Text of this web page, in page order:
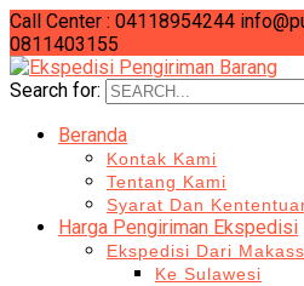
Call Center : 04118954244
0811403155
Search for:
Beranda
Kontak Kami
Tentang Kami
Syarat Dan
Harga Pengiriman Ekspedisi
Ekspedisi Dari
Ke Sulawesi